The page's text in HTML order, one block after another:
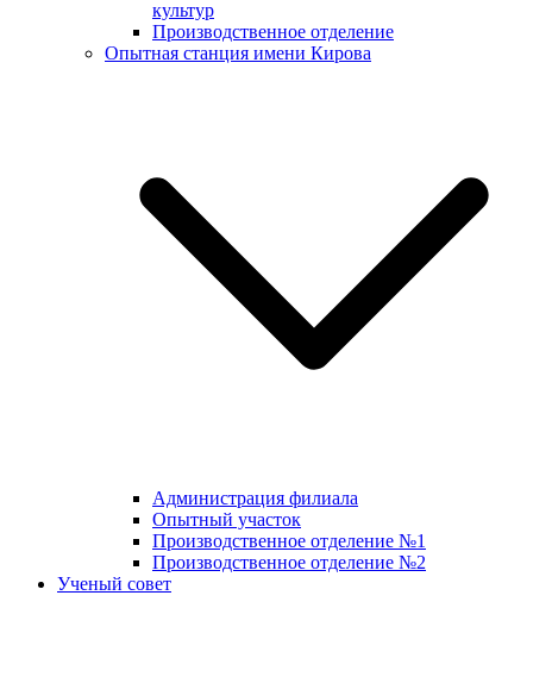
культур
Производственное отделение
Опытная станция имени Кирова
Администрация филиала
Опытный участок
Производственное отделение №1
Производственное отделение №2
Ученый совет